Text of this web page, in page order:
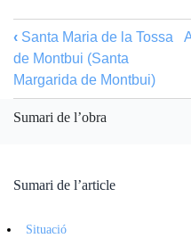
‹ Santa Maria de la Tossa
de Montbui (Santa
Margarida de Montbui)
Sumari de l’obra
Sumari de l’article
Situació